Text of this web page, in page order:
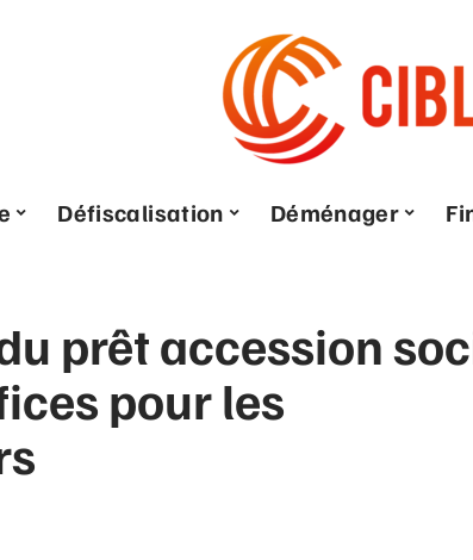
Défiscalisation Déménager
prêt accession
pour les